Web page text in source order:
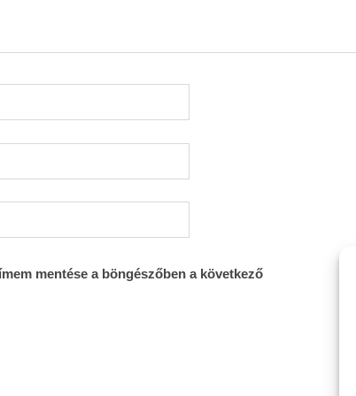
mentése a böngészőben a következő